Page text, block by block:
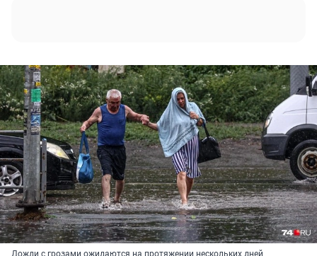
Дожди с грозами ожидаются на протяжении нескольких дней